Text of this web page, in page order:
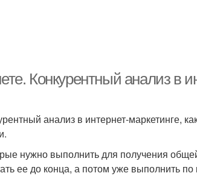
Конкурентный анализ в
анализ в интернет-маркетинге,
нужно выполнить для получения
ее до конца, а потом уже выполнить